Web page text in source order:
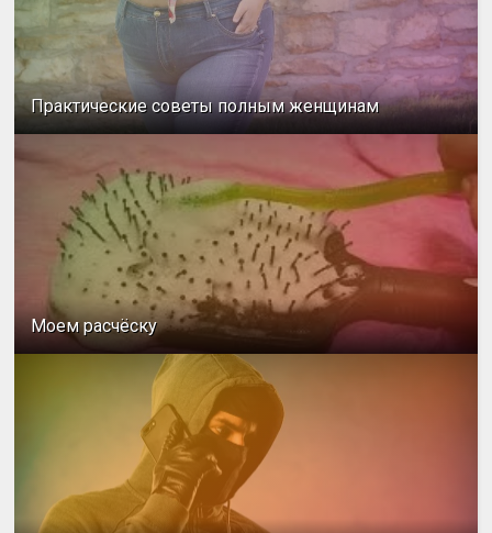
Практические советы полным женщинам
Моем расчёску